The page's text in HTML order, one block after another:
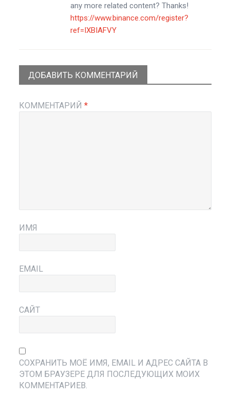
any more related content? Thanks!
https://www.binance.com/register?
ref=IXBIAFVY
ДОБАВИТЬ КОММЕНТАРИЙ
КОММЕНТАРИЙ*
ИМЯ
EMAIL
САЙТ
СОХРАНИТЬ МОЁ ИМЯ, EMAIL И АДРЕС САЙТА В
ЭТОМ БРАУЗЕРЕ ДЛЯ ПОСЛЕДУЮЩИХ МОИХ
КОММЕНТАРИЕВ.